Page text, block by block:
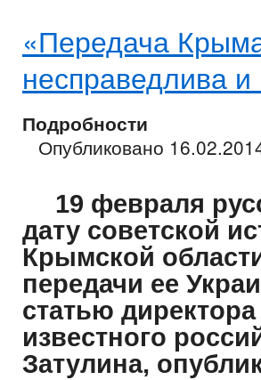
«Передача
несправедлива
Подробности
Опубликовано
19 февраля
дату советской
Крымской
передачи ее
статью
известного
Затулина,